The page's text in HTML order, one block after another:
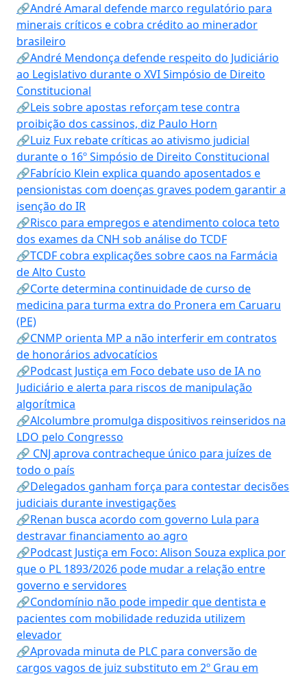
🔗André Amaral defende marco regulatório para
minerais críticos e cobra crédito ao minerador
brasileiro
🔗André Mendonça defende respeito do Judiciário
ao Legislativo durante o XVI Simpósio de Direito
Constitucional
🔗Leis sobre apostas reforçam tese contra
proibição dos cassinos, diz Paulo Horn
🔗Luiz Fux rebate críticas ao ativismo judicial
durante o 16º Simpósio de Direito Constitucional
🔗Fabrício Klein explica quando aposentados e
pensionistas com doenças graves podem garantir a
isenção do IR
🔗Risco para empregos e atendimento coloca teto
dos exames da CNH sob análise do TCDF
🔗TCDF cobra explicações sobre caos na Farmácia
de Alto Custo
🔗Corte determina continuidade de curso de
medicina para turma extra do Pronera em Caruaru
(PE)
🔗CNMP orienta MP a não interferir em contratos
de honorários advocatícios
🔗Podcast Justiça em Foco debate uso de IA no
Judiciário e alerta para riscos de manipulação
algorítmica
🔗Alcolumbre promulga dispositivos reinseridos na
LDO pelo Congresso
🔗 CNJ aprova contracheque único para juízes de
todo o país
🔗Delegados ganham força para contestar decisões
judiciais durante investigações
🔗Renan busca acordo com governo Lula para
destravar financiamento ao agro
🔗Podcast Justiça em Foco: Alison Souza explica por
que o PL 1893/2026 pode mudar a relação entre
governo e servidores
🔗Condomínio não pode impedir que dentista e
pacientes com mobilidade reduzida utilizem
elevador
🔗Aprovada minuta de PLC para conversão de
cargos vagos de juiz substituto em 2º Grau em